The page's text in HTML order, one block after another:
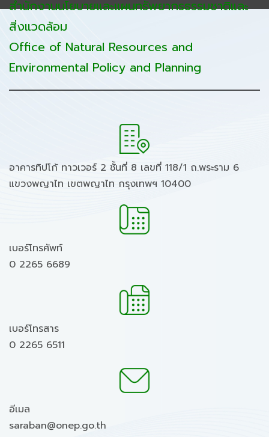
สำนักงานนโยบายและแผนทรัพยากรธรรมชาติและ
สิ่งแวดล้อม
Office of Natural Resources and
Environmental Policy and Planning
อาคารทิปโก้ ทาวเวอร์ 2 ชั้นที่ 8 เลขที่ 118/1 ถ.พระราม 6
แขวงพญาไท เขตพญาไท กรุงเทพฯ 10400
เบอร์โทรศัพท์
0 2265 6689
เบอร์โทรสาร
0 2265 6511
อีเมล
saraban@onep.go.th